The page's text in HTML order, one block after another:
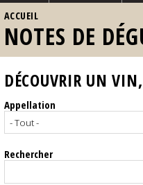
ACCUEIL
NOTES DE
DÉCOUVRIR UN
Appellation
Rechercher